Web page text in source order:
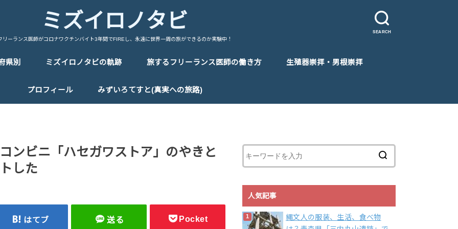
SEARCH
ミズイロノタビ
リーランス医師がコロナワクチンバイト3年間でFIREし、永遠に世界一周の旅ができるのか実験中！
中国/China
台湾/Taiwan
韓国/Korea
タイ/Thailand
マレーシア/Malaysia
シンガポール/Singapore
ベトナム/Vietnam
カンボジア/Cambodia
ラオス/Laos
ミャンマー/Myanmar
インドネシア/Indonesia
インド/India
ネパール/Nepal
トルコ/Turkey
イラン/Iran
アラブ首長国連邦/UAE
イタリア/Italy
フランス/France
スペイン/Spain
ポルトガル/Portugal
ドイツ/Germany
スイス/Switherland
オランダ/Netherland
ベルギー/Bergium
チェコ/Czech Republic
オーストリア/Austria
ハンガリー/Hungary
ポーランド/Poland
エストニア/Estonia
ラトビア/Latvia
リトアニア/Lithuania
フィンランド/Finland
ギリシャ/Greece
ロシア/Russia
エジプト/Egypt
エチオピア/Ethiopia
ケニア/Kenya
ウガンダ/Uganda
ルワンダ/Rwanda
タンザニア/Tanzania
マラウイ/Malawi
ザンビア/Zambia
ジンバブエ/Zinbabwe
ボツワナ/Botswana
ナミビア/Namibia
レソト/Lethoto
南アフリカ共和国/South Africa
モロッコ/Morocco
カナダ/Canada
メキシコ/Mexico
キューバ/cuba
県別 ミズイロノタビの軌跡 旅するフリーランス医師の働き方 生殖器崇拝・男根崇拝
プロフィール みずいろてすと(真実への旅路)
ンビニ「ハセガワストア」のやきと
した
はてブ 送る Pocket
人気記事
縄文人の服装、生活、食べ物